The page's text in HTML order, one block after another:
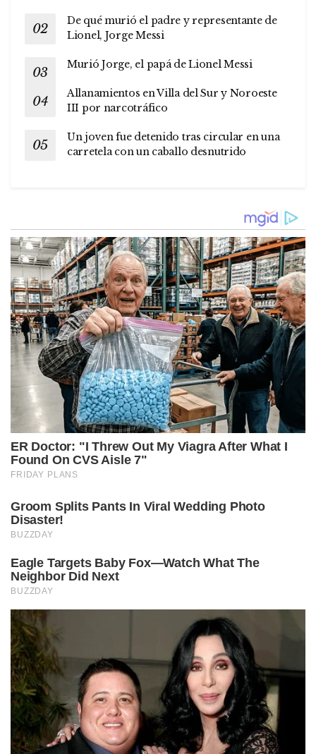
De qué murió el padre y representante de
Lionel, Jorge Messi
Murió Jorge, el papá de Lionel Messi
Allanamientos en Villa del Sur y Noroeste
III por narcotráfico
Un joven fue detenido tras circular en una
carretela con un caballo desnutrido